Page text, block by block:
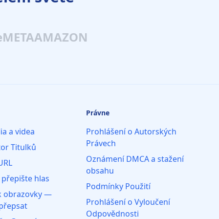
METAAMAZON
a videa
Titulků
hlas
obrazovky —
Právne
Prohlášení o Autorských
Právech
Oznámení DMCA a stažení
obsahu
Podmínky Použití
Prohlášení o Vyloučení
Odpovědnosti